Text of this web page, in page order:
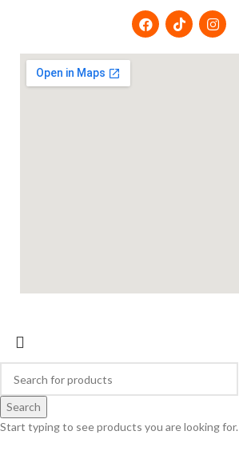
Search
Start typing to see products you are looking for.